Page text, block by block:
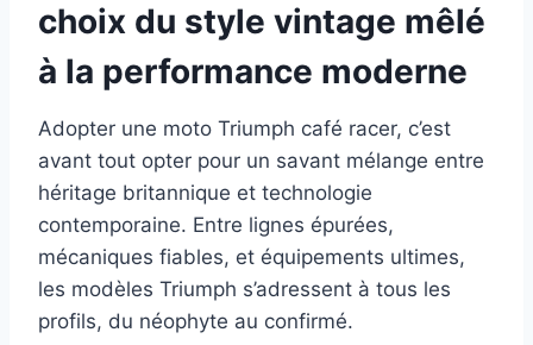
choix du style vintage mêlé
à la performance moderne
Adopter une moto Triumph café racer, c’est
avant tout opter pour un savant mélange entre
héritage britannique et technologie
contemporaine. Entre lignes épurées,
mécaniques fiables, et équipements ultimes,
les modèles Triumph s’adressent à tous les
profils, du néophyte au confirmé.